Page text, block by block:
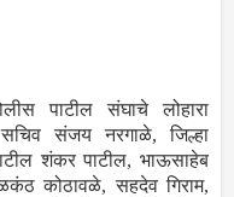
पाटील संघाचे लोहारा
सचिव संजय नरगाळे, जिल्हा
शंकर पाटील, भाऊसाहेब
कोठावळे, सहदेव गिराम,